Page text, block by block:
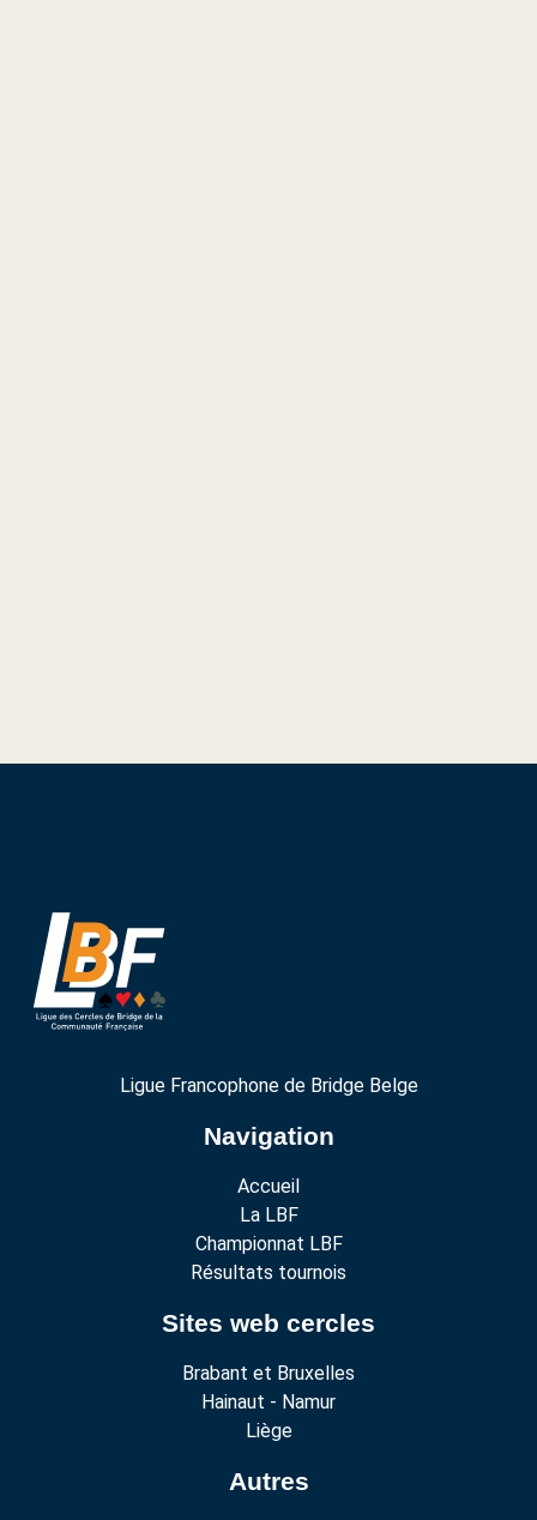
Ligue Francophone de Bridge Belge
Navigation
Accueil
La LBF
Championnat LBF
Résultats tournois
Sites web cercles
Brabant et Bruxelles
Hainaut - Namur
Liège
Autres